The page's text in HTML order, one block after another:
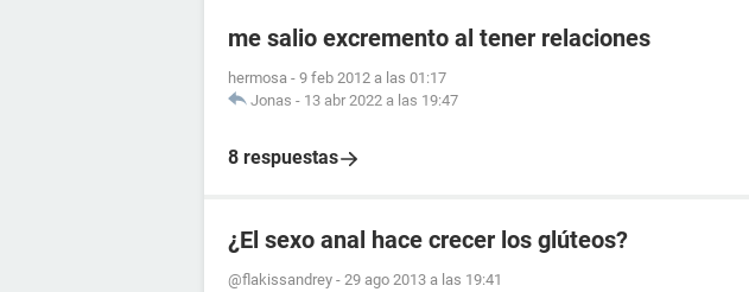
me salio excremento al tener relaciones
hermosa - 9 feb 2012 a las 01:17
Jonas - 13 abr 2022 a las 19:47
8 respuestas
¿El sexo anal hace crecer los glúteos?
@flakissandrey - 29 ago 2013 a las 19:41